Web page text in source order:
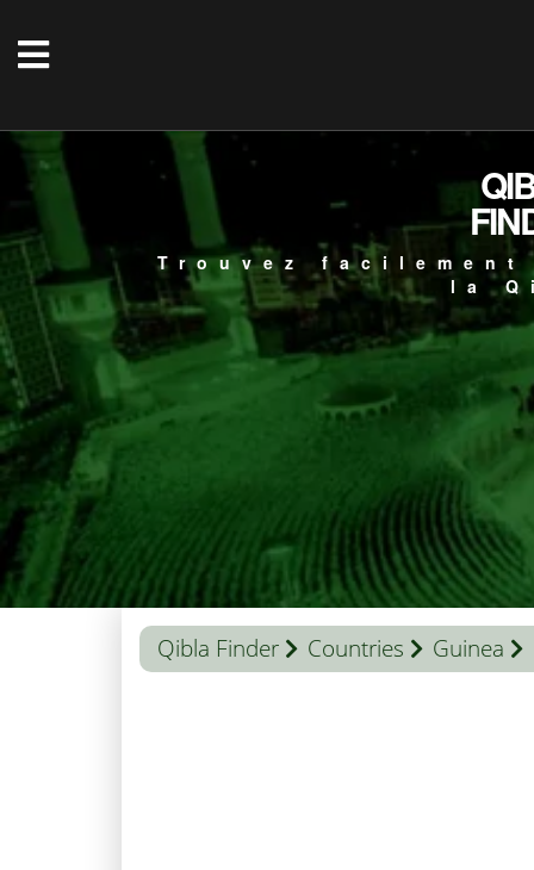
Trouvez
la
Qibla Finder Countries Guinea